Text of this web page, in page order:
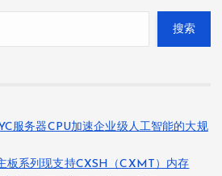
搜索
服务器CPU加速企业级人工智能的大规
板系列现支持CXSH（CXMT）内存